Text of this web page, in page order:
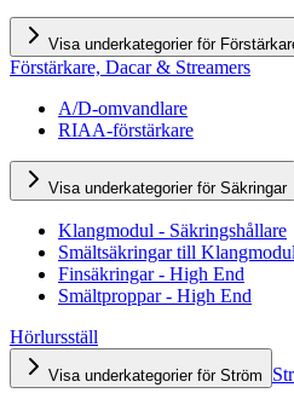
Visa underkategorier för
Förstärkare, Dacar & Streamers
A/D-omvandlare
RIAA-förstärkare
Visa underkategorier för Säkringar
Klangmodul - Säkringshållare
Smältsäkringar till Klangmodul
Finsäkringar - High End
Smältproppar - High End
Hörlursställ
Visa underkategorier för Ström